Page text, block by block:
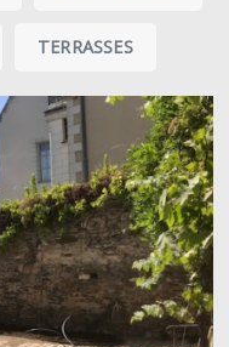
TERRASSES